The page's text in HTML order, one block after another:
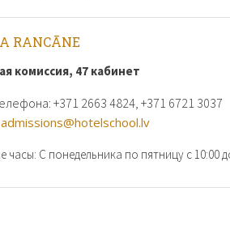
RANCĀNE
комиссия, 47 кабинет
+371 2663 4824, +371 6721 3037
admissions@hotelschool.lv
часы: С понедельника по пятницу с 10:00